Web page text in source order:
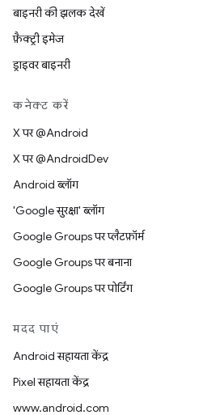
बाइनरी की झलक देखें
फ़ैक्ट्री इमेज
ड्राइवर बाइनरी
कनेक्ट करें
X पर @Android
X पर @AndroidDev
Android ब्लॉग
'Google सुरक्षा' ब्लॉग
Google Groups पर प्लैटफ़ॉर्म
Google Groups पर बनाना
Google Groups पर पोर्टिंग
मदद पाएं
Android सहायता केंद्र
Pixel सहायता केंद्र
www.android.com